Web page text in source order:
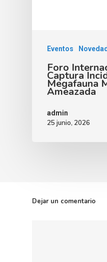
Eventos
Foro
Captura
Megafauna
Ameazada
admin
25 junio, 2026
Dejar un comentario